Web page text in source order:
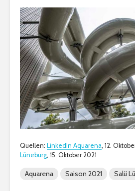
Quellen: LinkedIn Aquarena, 12.
Lüneburg, 15. Oktober 2021
Aquarena Saison 2021 Salü